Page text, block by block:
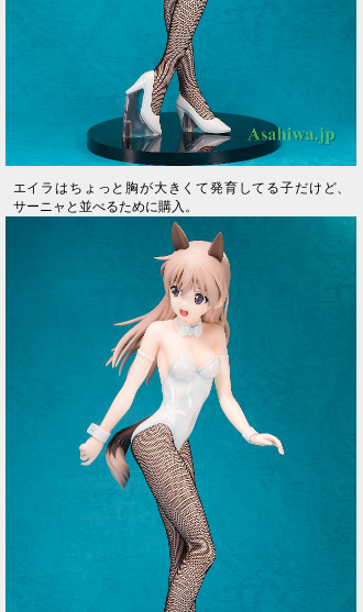
エイラはちょっと胸が大きくて発育してる子だけど、
サーニャと並べるために購入。